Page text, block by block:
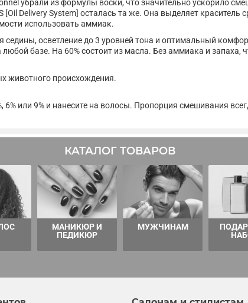
убрали из формулы воски, что значительно ускорило
Delivery System] осталась та же. Она выделяет краситель
использовать аммиак.
седины, осветление до 3 уровней тона и оптимальный
базе. На 60% состоит из масла. Без аммиака и
животного происхождения.
6% или 9% и нанесите на волосы. Пропорция смешивания
КАТАЛОГ ТОВАРОВ
МАНИКЮР И
ПЕДИКЮР
МУЖЧИНАМ